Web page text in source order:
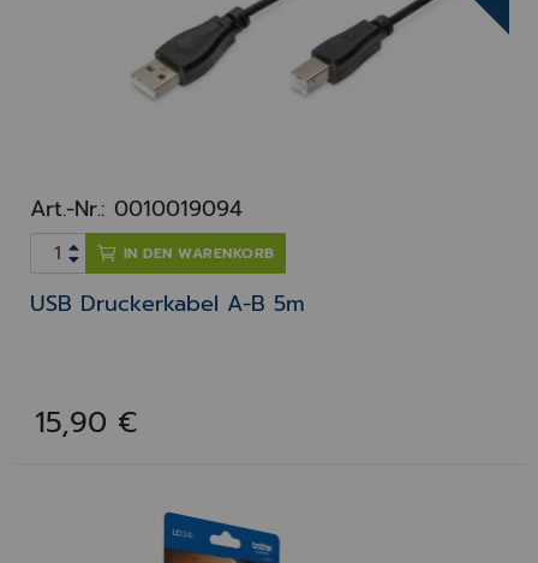
Art.-Nr.: 0010019094
IN DEN WARENKORB
USB Druckerkabel A-B 5m
15,90 €